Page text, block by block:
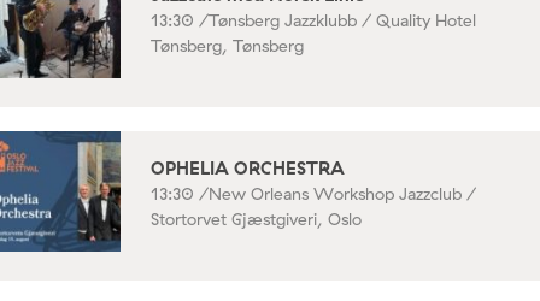
13:30 /Tønsberg Jazzklubb / Quality Hotel
Tønsberg, Tønsberg
OPHELIA ORCHESTRA
13:30 /New Orleans Workshop Jazzclub /
Stortorvet Gjæstgiveri, Oslo